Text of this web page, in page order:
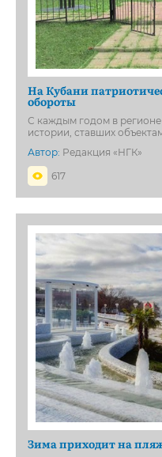
На Кубани
обороты
С каждым годом в
истории, ставших
Автор: Редакция «НГК»
617
Зима приходит на